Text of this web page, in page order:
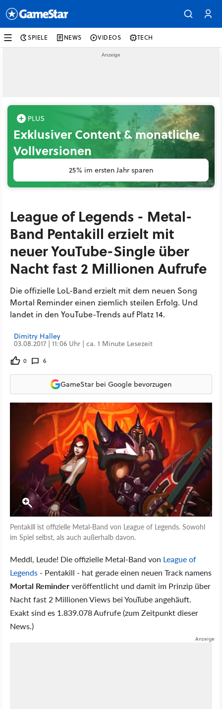
SPIELE NEWS VIDEOS TECH
Exklusiver Content & monatliche
Vollversionen
25% im ersten Jahr sparen
League of Legends - Metal-
Band Pentakill erzielt mit
neuer YouTube-Single über
Nacht fast 2 Millionen Aufrufe
Die offizielle LoL-Band erzielt mit dem neuen Song
Mortal Reminder einen ziemlich steilen Erfolg. Und
landet in den YouTube-Trends auf Platz 14.
Dimitry Halley
03.08.2017 | 11:06 Uhr | ca. 1 Minute Lesezeit
0 6
GameStar bei Google bevorzugen
Pentakill ist offizielle Metal-Band von League of Legends. Sowohl
im Spiel selbst, als auch außerhalb davon.
Meddl, Leude! Die offizielle Metal-Band von League of
Legends - Pentakill - hat gerade einen neuen Track namens
Mortal Reminderveröffentlicht und damit im Prinzip über
Nacht fast 2 Millionen Views bei YouTube angehäuft.
Exakt sind es 1.839.078 Aufrufe (zum Zeitpunkt dieser
News.)